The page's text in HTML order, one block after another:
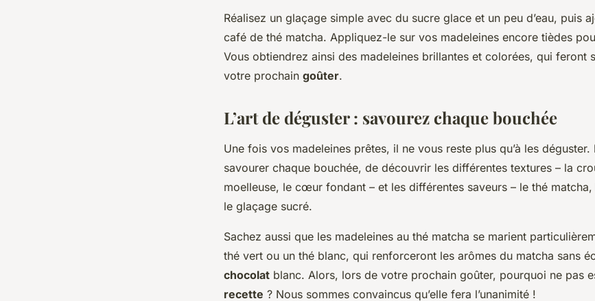
Réalisez un glaçage simple avec du sucre glace et un peu d’eau, puis
café de thé matcha. Appliquez-le sur vos madeleines encore tièdes
Vous obtiendrez ainsi des madeleines brillantes et colorées, qui feront
votre prochain goûter.
L’art de déguster : savourez chaque bouchée
Une fois vos madeleines prêtes, il ne vous reste plus qu’à les
savourer chaque bouchée, de découvrir les différentes textures – la
moelleuse, le cœur fondant – et les différentes saveurs – le thé
le glaçage sucré.
Sachez aussi que les madeleines au thé matcha se marient
thé vert ou un thé blanc, qui renforceront les arômes du matcha sans
chocolat blanc. Alors, lors de votre prochain goûter, pourquoi ne pas
recette ? Nous sommes convaincus qu’elle fera l’unanimité !